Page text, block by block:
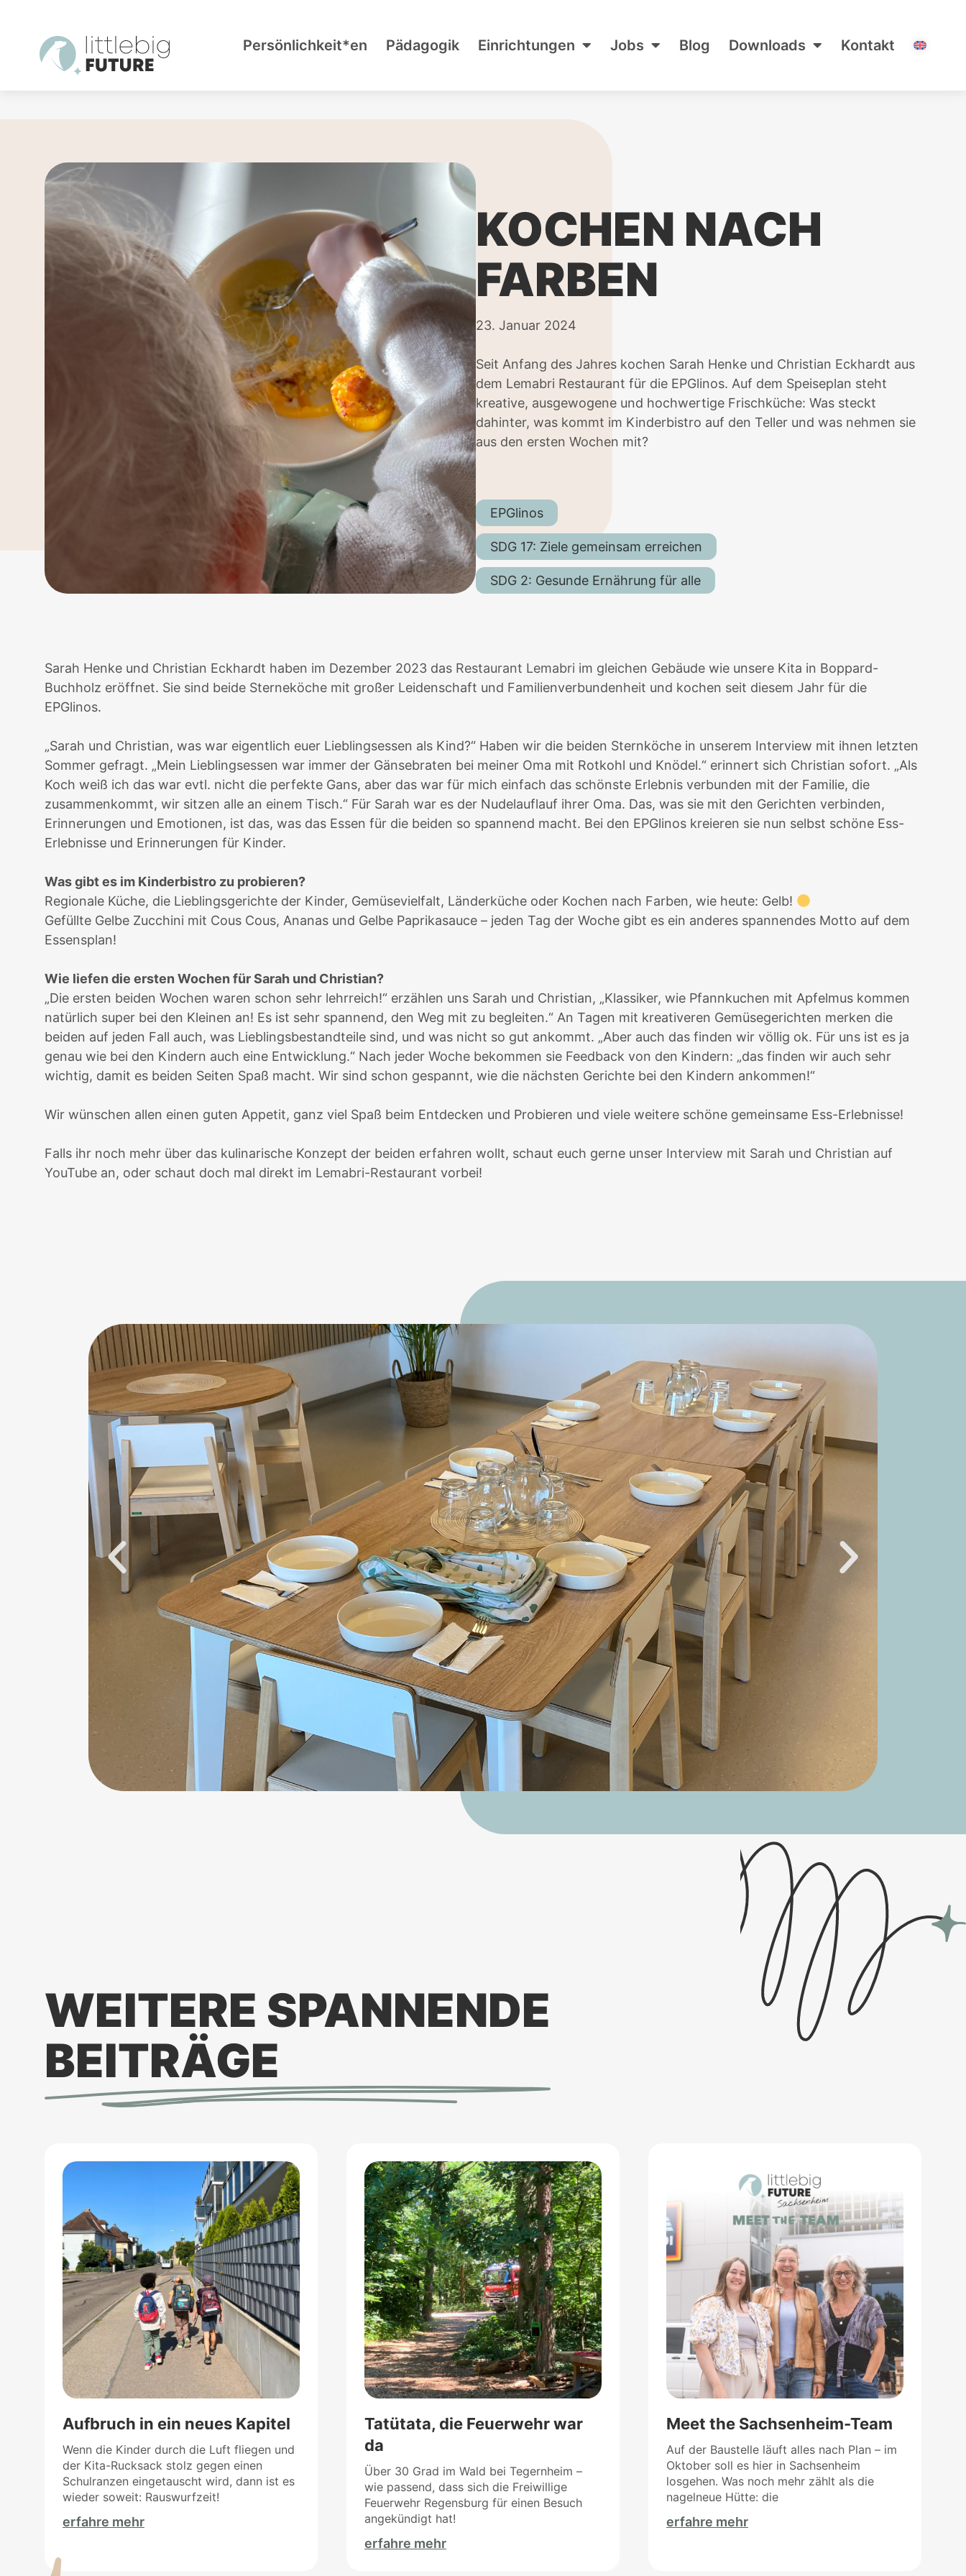
Persönlichkeit*en Pädagogik Einrichtungen Jobs Blog Downloads Kontakt
KOCHEN NACH
FARBEN
23. Januar 2024
Seit Anfang des Jahres kochen Sarah Henke und Christian Eckhardt aus
dem Lemabri Restaurant für die EPGlinos. Auf dem Speiseplan steht
kreative, ausgewogene und hochwertige Frischküche: Was steckt
dahinter, was kommt im Kinderbistro auf den Teller und was nehmen sie
aus den ersten Wochen mit?
EPGlinos
SDG 17: Ziele gemeinsam erreichen
SDG 2: Gesunde Ernährung für alle
Sarah Henke und Christian Eckhardt haben im Dezember 2023 das Restaurant Lemabri im gleichen Gebäude wie unsere Kita in Boppard-
Buchholz eröffnet. Sie sind beide Sterneköche mit großer Leidenschaft und Familienverbundenheit und kochen seit diesem Jahr für die
EPGlinos.
„Sarah und Christian, was war eigentlich euer Lieblingsessen als Kind?“ Haben wir die beiden Sternköche in unserem Interview mit ihnen letzten
Sommer gefragt. „Mein Lieblingsessen war immer der Gänsebraten bei meiner Oma mit Rotkohl und Knödel.“ erinnert sich Christian sofort. „Als
Koch weiß ich das war evtl. nicht die perfekte Gans, aber das war für mich einfach das schönste Erlebnis verbunden mit der Familie, die
zusammenkommt, wir sitzen alle an einem Tisch.“ Für Sarah war es der Nudelauflauf ihrer Oma. Das, was sie mit den Gerichten verbinden,
Erinnerungen und Emotionen, ist das, was das Essen für die beiden so spannend macht. Bei den EPGlinos kreieren sie nun selbst schöne Ess-
Erlebnisse und Erinnerungen für Kinder.
Was gibt es im Kinderbistro zu probieren?
Regionale Küche, die Lieblingsgerichte der Kinder, Gemüsevielfalt, Länderküche oder Kochen nach Farben, wie heute: Gelb!
Gefüllte Gelbe Zucchini mit Cous Cous, Ananas und Gelbe Paprikasauce – jeden Tag der Woche gibt es ein anderes spannendes Motto auf dem
Essensplan!
Wie liefen die ersten Wochen für Sarah und Christian?
„Die ersten beiden Wochen waren schon sehr lehrreich!“ erzählen uns Sarah und Christian, „Klassiker, wie Pfannkuchen mit Apfelmus kommen
natürlich super bei den Kleinen an! Es ist sehr spannend, den Weg mit zu begleiten.“ An Tagen mit kreativeren Gemüsegerichten merken die
beiden auf jeden Fall auch, was Lieblingsbestandteile sind, und was nicht so gut ankommt. „Aber auch das finden wir völlig ok. Für uns ist es ja
genau wie bei den Kindern auch eine Entwicklung.“ Nach jeder Woche bekommen sie Feedback von den Kindern: „das finden wir auch sehr
wichtig, damit es beiden Seiten Spaß macht. Wir sind schon gespannt, wie die nächsten Gerichte bei den Kindern ankommen!“
Wir wünschen allen einen guten Appetit, ganz viel Spaß beim Entdecken und Probieren und viele weitere schöne gemeinsame Ess-Erlebnisse!
Falls ihr noch mehr über das kulinarische Konzept der beiden erfahren wollt, schaut euch gerne unser Interview mit Sarah und Christian auf
YouTube an, oder schaut doch mal direkt im Lemabri-Restaurant vorbei!
WEITERE SPANNENDE
BEITRÄGE
Aufbruch in ein neues Kapitel
Wenn die Kinder durch die Luft fliegen und
der Kita-Rucksack stolz gegen einen
Schulranzen eingetauscht wird, dann ist es
wieder soweit: Rauswurfzeit!
erfahre mehr
Tatütata, die Feuerwehr war
da
Über 30 Grad im Wald bei Tegernheim –
wie passend, dass sich die Freiwillige
Feuerwehr Regensburg für einen Besuch
angekündigt hat!
erfahre mehr
Meet the Sachsenheim-Team
Auf der Baustelle läuft alles nach Plan – im
Oktober soll es hier in Sachsenheim
losgehen. Was noch mehr zählt als die
nagelneue Hütte: die
erfahre mehr